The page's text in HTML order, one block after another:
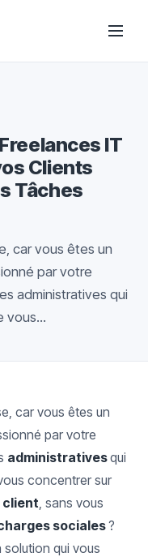
IT
Clients
Tâches
car vous êtes un
par votre
administratives qui
vous...
car vous êtes un
par votre
administrativesqui
concentrer sur
client, sans vous
sociales?
qui vous